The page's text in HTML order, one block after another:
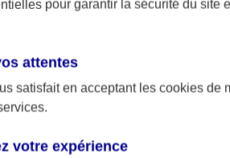
Contactez votre conseiller AXA,
Que ce soit par mail, par téléphone
les démarches à effectuer.
résiliation ne soit effective.
pour garantir la sécurité du site
attentes
satisfait en acceptant les cookies de
votre expérience